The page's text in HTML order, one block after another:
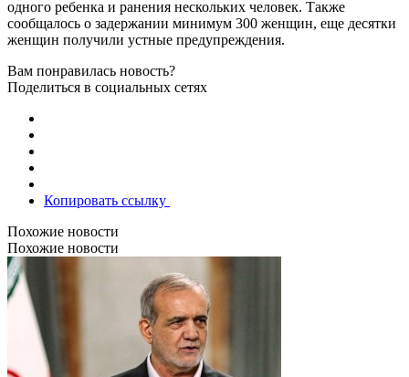
одного ребенка и ранения нескольких человек. Также
сообщалось о задержании минимум 300 женщин, еще десятки
женщин получили устные предупреждения.
Вам понравилась новость?
Поделиться в социальных сетях
Копировать ссылку
Похожие новости
Похожие новости